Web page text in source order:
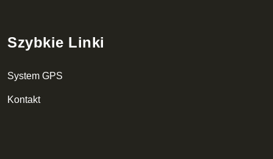
Szybkie Linki
System GPS
Kontakt